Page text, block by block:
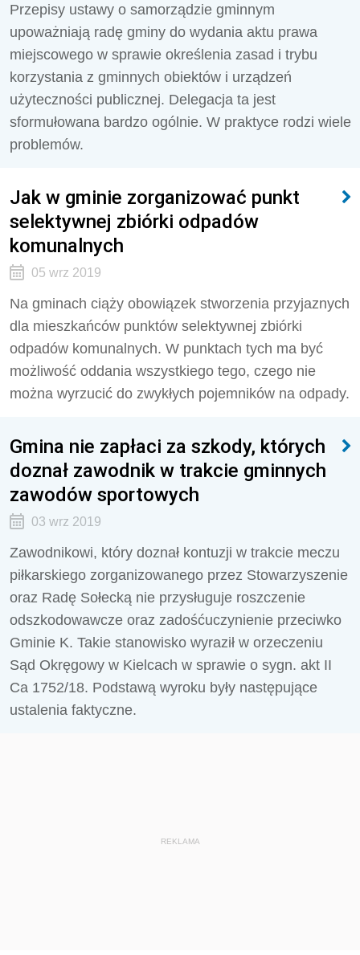
Przepisy ustawy o samorządzie gminnym
upoważniają radę gminy do wydania aktu prawa
miejscowego w sprawie określenia zasad i trybu
korzystania z gminnych obiektów i urządzeń
użyteczności publicznej. Delegacja ta jest
sformułowana bardzo ogólnie. W praktyce rodzi wiele
problemów.
Jak w gminie zorganizować punkt
selektywnej zbiórki odpadów
komunalnych
05 wrz 2019
Na gminach ciąży obowiązek stworzenia przyjaznych
dla mieszkańców punktów selektywnej zbiórki
odpadów komunalnych. W punktach tych ma być
możliwość oddania wszystkiego tego, czego nie
można wyrzucić do zwykłych pojemników na odpady.
Gmina nie zapłaci za szkody, których
doznał zawodnik w trakcie gminnych
zawodów sportowych
03 wrz 2019
Zawodnikowi, który doznał kontuzji w trakcie meczu
piłkarskiego zorganizowanego przez Stowarzyszenie
oraz Radę Sołecką nie przysługuje roszczenie
odszkodowawcze oraz zadośćuczynienie przeciwko
Gminie K. Takie stanowisko wyraził w orzeczeniu
Sąd Okręgowy w Kielcach w sprawie o sygn. akt II
Ca 1752/18. Podstawą wyroku były następujące
ustalenia faktyczne.
REKLAMA